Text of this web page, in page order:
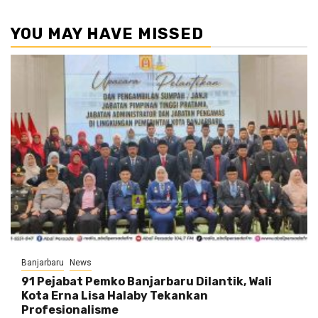
YOU MAY HAVE MISSED
Banjarbaru News
91 Pejabat Pemko Banjarbaru Dilantik, Wali
Kota Erna Lisa Halaby Tekankan
Profesionalisme